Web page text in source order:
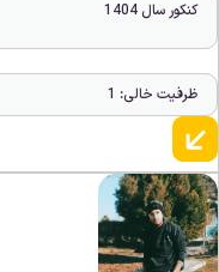
کنکور سال 1404
ظرفیت خالی: 1